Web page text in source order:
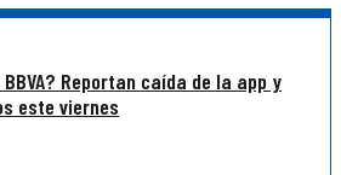
Reportan caída de la app y
este viernes